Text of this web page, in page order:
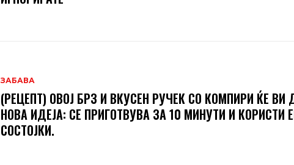
ЗАБАВА
(РЕЦЕПТ) ОВОЈ БРЗ И ВКУСЕН РУЧЕК СО КОМПИРИ ЌЕ ВИ
НОВА ИДЕЈА: СЕ ПРИГОТВУВА ЗА 10 МИНУТИ И КОРИСТИ
СОСТОЈКИ.